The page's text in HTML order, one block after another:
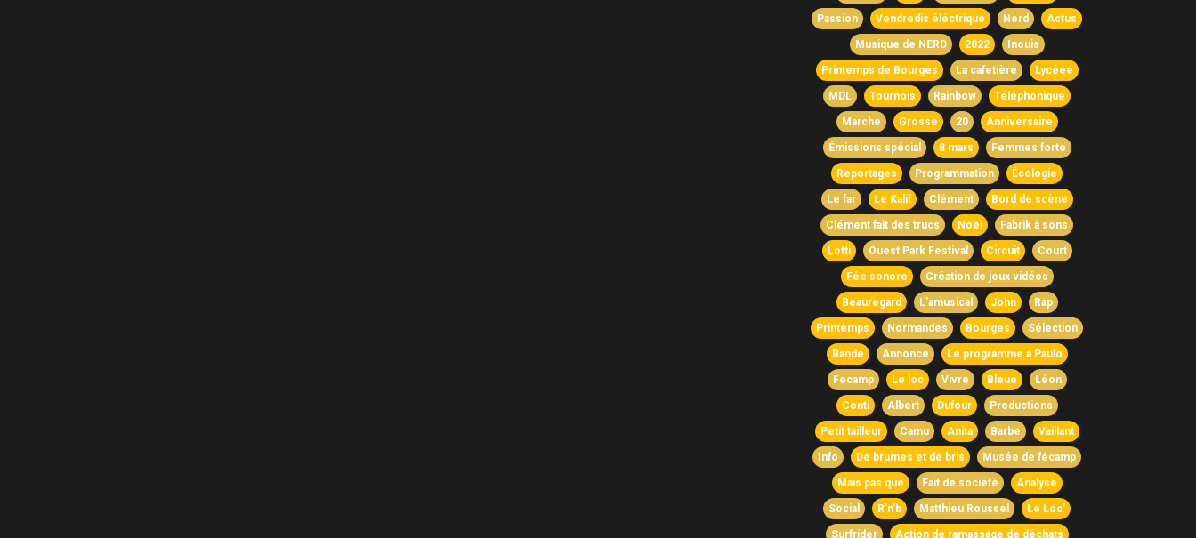
Passion Vendredis éléctrique Nerd Actus
Musique de NERD 2022 Inouis
Printemps de Bourges La cafetière Lycéee
MDL Tournois Rainbow Téléphonique
Marche Grosse 20 Anniversaire
Émissions spécial 8 mars Femmes forte
Reportages Programmation Écologie
Le far Le Kalif Clément Bord de scène
Clément fait des trucs Noël Fabrik à sons
Lotti Ouest Park Festival Circuit Court
Fée sonore Création de jeux vidéos
Beauregard L'amusical John Rap
Printemps Normandes Bourges Sélection
Bande Annonce Le programme à Paulo
Fecamp Le loc Vivre Bleue Léon
Conti Albert Dufour Productions
Petit tailleur Camu Anita Barbe Vaillant
Info De brumes et de bris Musée de fécamp
Mais pas que Fait de société Analyse
Social R'n'b Matthieu Roussel Le Loc'
Surfrider Action de ramassage de déchats